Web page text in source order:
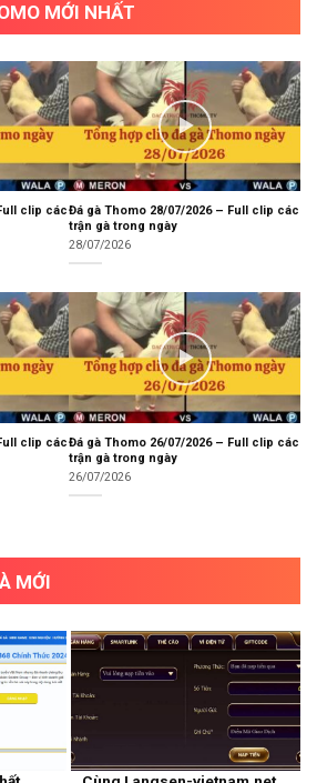
MỚI NHẤT
clip cácĐá gà Thomo 28/07/2026 – Full clip các
trận gà trong ngày
28/07/2026
clip cácĐá gà Thomo 26/07/2026 – Full clip các
trận gà trong ngày
26/07/2026
MỚI